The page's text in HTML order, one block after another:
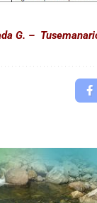
G. –